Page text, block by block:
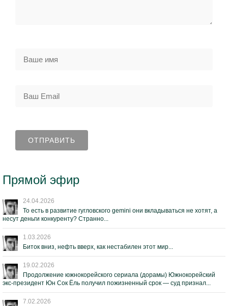
Прямой эфир
24.04.2026
То есть в развитие гугловского gemini они вкладываться не хотят, а
несут деньги конкуренту? Странно...
1.03.2026
Биток вниз, нефть вверх, как нестабилен этот мир...
19.02.2026
Продолжение южнокорейского сериала (дорамы) Южнокорейский
экс-президент Юн Сок Ёль получил пожизненный срок — суд признал...
7.02.2026